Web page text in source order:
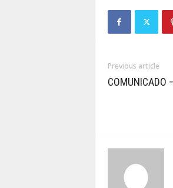
Previous article
COMUNICADO